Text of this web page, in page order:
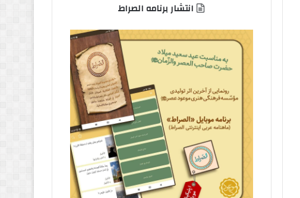
انتشار برنامه الصراط